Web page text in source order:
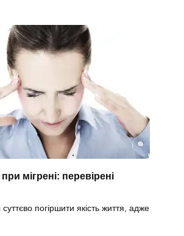
мігрені: перевірені
суттєво погіршити якість життя, адже